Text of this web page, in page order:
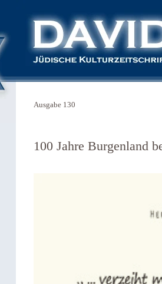
Ausgabe 130
100 Jahre Burgenland